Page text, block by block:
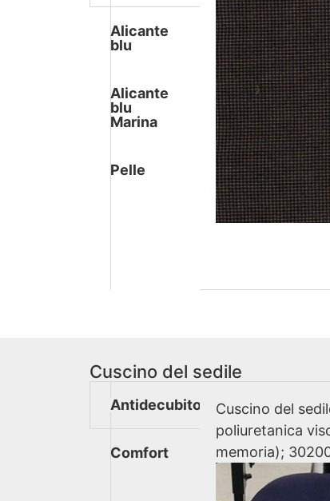
Alicante
blu
Alicante
blu
Marina
Pelle
Cuscino del sedile
Antidecubito
Comfort
Cuscino del
poliuretanica
memoria);